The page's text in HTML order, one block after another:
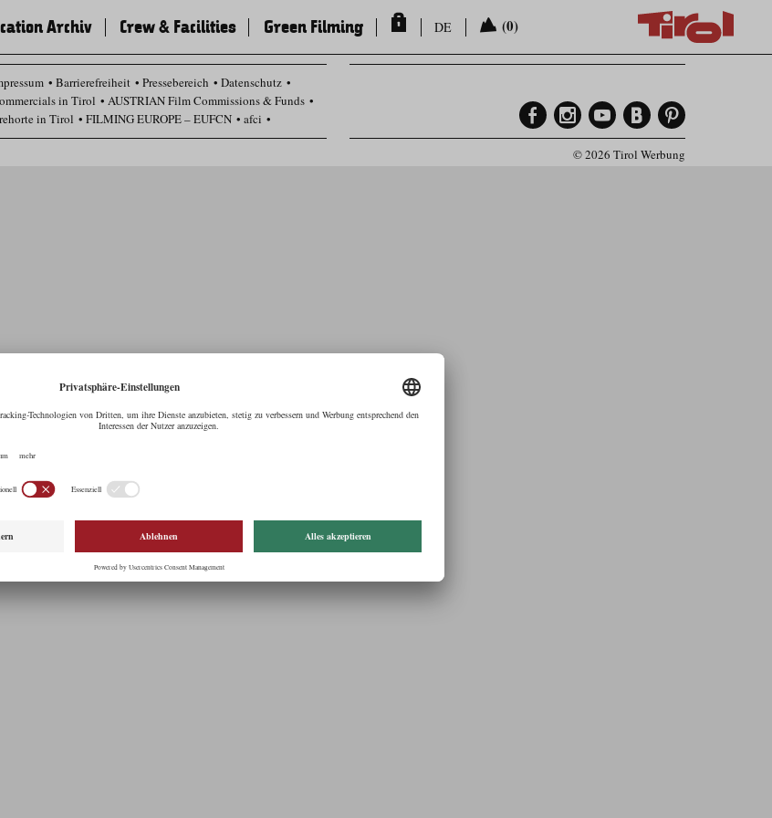
Archiv Crew & Facilities Green Filming DE (0)
Barrierefreiheit Pressebereich
Datenschutz
in Tirol
AUSTRIAN Film Commissions & Funds
in Tirol
FILMING EUROPE – EUFCN
afci
Einstellungen
© 2026 Tirol Werbung